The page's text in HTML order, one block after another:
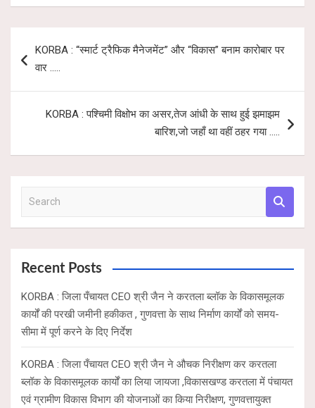
at
A
p
ail ce
b
o
k
tt
er
ar
navigation
KORBA : “स्मार्ट ट्रैफिक मैनेजमेंट” और “विकास” बनाम कारोबार पर
वार …..
KORBA : पश्चिमी विक्षोभ का असर,तेज आंधी के साथ हुई झमाझम
बारिश,जो जहाँ था वहीं ठहर गया …..
a
cRecent Posts
KORBA : जिला पँचायत CEO श्री जैन ने करतला ब्लॉक के विकासमूलक
कार्यों की परखी जमीनी हकीकत , गुणवत्ता के साथ निर्माण कार्यों को समय-
सीमा में पूर्ण करने के दिए निर्देश
KORBA : जिला पँचायत CEO श्री जैन ने औचक निरीक्षण कर करतला
ब्लॉक के विकासमूलक कार्यों का लिया जायजा ,विकासखण्ड करतला में पंचायत
एवं ग्रामीण विकास विभाग की योजनाओं का किया निरीक्षण, गुणवत्तायुक्त